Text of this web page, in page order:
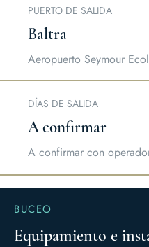
PUERTO DE SALIDA
Baltra
Aeropuerto Seymour
DÍAS DE SALIDA
A confirmar
A confirmar con
BUCEO
Equipamiento e